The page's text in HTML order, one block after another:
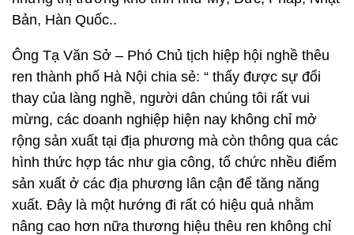
Bản, Hàn Quốc..
Ông Tạ Văn Sở – Phó Chủ tịch hiệp hội nghề thêu
ren thành phố Hà Nội chia sẻ: “ thấy được sự đổi
thay của làng nghề, người dân chúng tôi rất vui
mừng, các doanh nghiệp hiện nay không chỉ mở
rộng sản xuất tại địa phương mà còn thông qua các
hình thức hợp tác như gia công, tổ chức nhều điểm
sản xuất ở các địa phương lân cận để tăng năng
xuất. Đây là một hướng đi rất có hiệu quả nhằm
nâng cao hơn nữa thương hiệu thêu ren không chỉ